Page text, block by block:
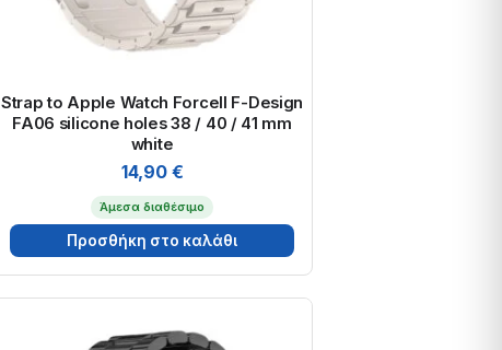
Strap to Apple Watch Forcell F-Design
FA06 silicone holes 38 / 40 / 41 mm
white
14,90 €
Άμεσα διαθέσιμο
Προσθήκη στο καλάθι